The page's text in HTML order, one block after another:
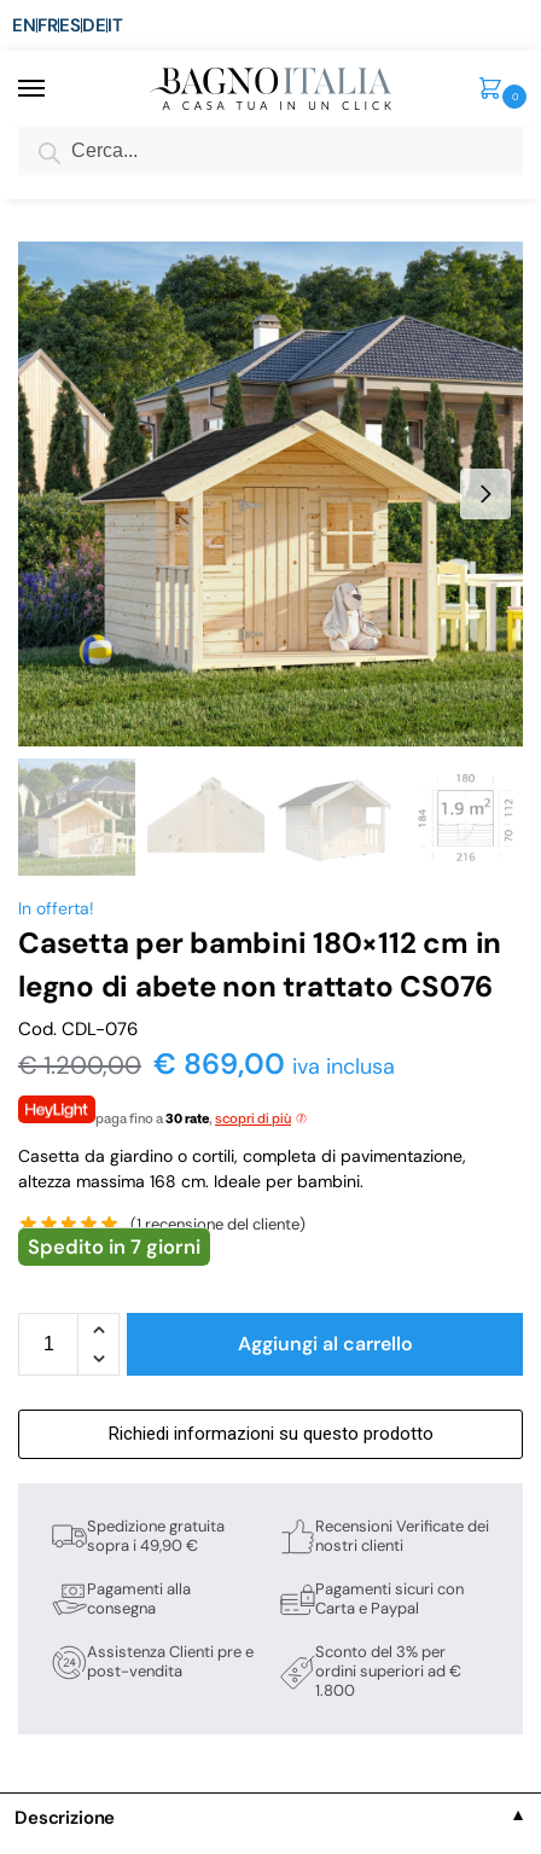
ENFRESDEIT
0
SCONTO del 3%
In offerta!
Casetta per bambini 180×112 cm in
legno di abete non trattato CS076
Cod. CDL-076
€1.200,00 € 869,00 iva inclusa
paga fino a30 rate, scopri di più
Casetta da giardino o cortili, completa di pavimentazione,
altezza massima 168 cm. Ideale per bambini.
(1recensione del cliente)
Spedito in 7 giorni
Aggiungi al carrello
Richiedi informazioni su questo prodotto
Spedizione gratuita
sopra i 49,90 €
Pagamenti alla
consegna
Assistenza Clienti pre e
post-vendita
Recensioni Verificate dei
nostri clienti
Pagamenti sicuri con
Carta e Paypal
Sconto del 3% per
ordini superiori ad €
1.800
Descrizione ▼